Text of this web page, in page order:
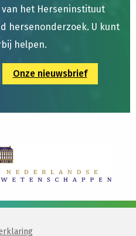
het Herseninstituut
hersenonderzoek. U kunt
helpen.
Onze nieuwsbrief